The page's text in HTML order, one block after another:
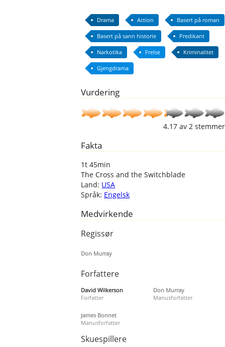
Drama Action Basert på roman
Basert på sann historie Predikant
Narkotika Frelse Kriminalitet
Gjengdrama
Vurdering
4.17av 2 stemmer
Fakta
1t 45min
The Cross and the Switchblade
Land: USA
Språk: Engelsk
Medvirkende
Regissør
Don Murray
Forfattere
David Wilkerson
Forfatter
Don Murray
Manusforfatter
James Bonnet
Manusforfatter
Skuespillere